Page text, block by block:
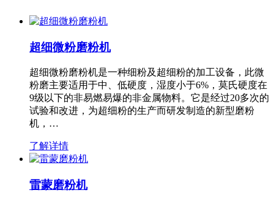
超细微粉磨粉机
超细微粉磨粉机是一种细粉及超细粉的加工设备，此微
粉磨主要适用于中、低硬度，湿度小于6%，莫氏硬度在
9级以下的非易燃易爆的非金属物料。它是经过20多次的
试验和改进，为超细粉的生产而研发制造的新型磨粉
机，…
了解详情
雷蒙磨粉机